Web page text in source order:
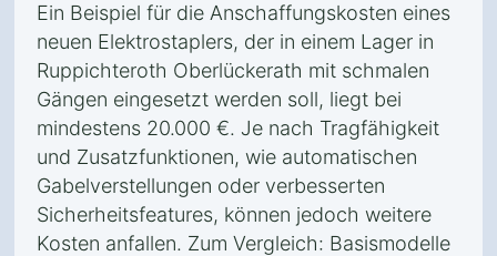
Ein Beispiel für die Anschaffungskosten eines
neuen Elektrostaplers, der in einem Lager in
Ruppichteroth Oberlückerath mit schmalen
Gängen eingesetzt werden soll, liegt bei
mindestens 20.000 €. Je nach Tragfähigkeit
und Zusatzfunktionen, wie automatischen
Gabelverstellungen oder verbesserten
Sicherheitsfeatures, können jedoch weitere
Kosten anfallen. Zum Vergleich: Basismodelle